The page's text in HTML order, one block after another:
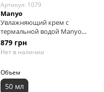
Артикул: 1079
Manyo
Увлажняющий крем с
термальной водой Manyo
Thermal Water Moisturizing
Cream, 50 мл
879 грн
Нет в наличии
Объем
50 мл